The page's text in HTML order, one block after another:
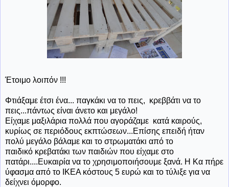
Έτοιμο λοιπόν !!!
Φτιάξαμε έτσι ένα... παγκάκι να το πεις, κρεββάτι να το
πεις...πάντως είναι άνετο και μεγάλο!
Είχαμε μαξιλάρια πολλά που αγοράζαμε κατά καιρούς,
κυρίως σε περιόδους εκπτώσεων...Επίσης επειδή ήταν
πολύ μεγάλο βάλαμε και το στρωματάκι από το
παιδικό κρεβατάκι των παιδιών που είχαμε στο
πατάρι....Ευκαιρία να το χρησιμοποιήσουμε ξανά. Η Κα πήρε
ύφασμα από το ΙΚΕΑ κόστους 5 ευρώ και το τύλιξε για να
δείχνει όμορφο.